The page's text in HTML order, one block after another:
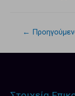
←